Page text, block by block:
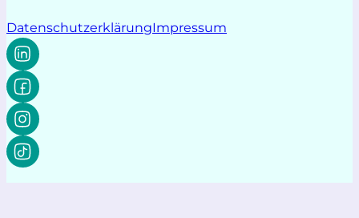
DatenschutzerklärungImpressum